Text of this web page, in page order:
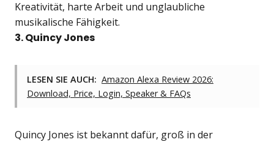
Kreativität, harte Arbeit und unglaubliche
musikalische Fähigkeit.
3. Quincy Jones
LESEN SIE AUCH: Amazon Alexa Review 2026:
Download, Price, Login, Speaker & FAQs
Quincy Jones ist bekannt dafür, groß in der